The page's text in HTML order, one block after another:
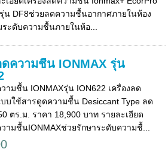
น DF8ช่วยลดความชื้นอากาศภายในห้อง
ระดับความชื้นภายในห้อ...
ดความชื้น IONMAX รุ่น
ามชื้น IONMAXรุ่น ION622 เครื่องลด
บใช้สารดูดความชื้น Desiccant Type ลด
ตร.ม. ราคา 18,900 บาท รายละเอียด
ามชื้นIONMAXช่วยรักษาระดับความชื้...